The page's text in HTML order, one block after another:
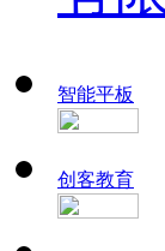
智能平板
创客教育